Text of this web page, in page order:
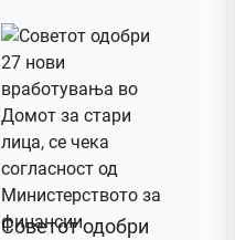
Советот одобри